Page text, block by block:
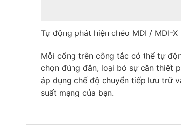
Tự động phát hiện chéo MDI / MDI-X
Mỗi cổng trên công tắc có thể tự
chọn đúng đắn, loại bỏ sự cần thiết
áp dụng chế độ chuyển tiếp lưu trữ
suất mạng của bạn.